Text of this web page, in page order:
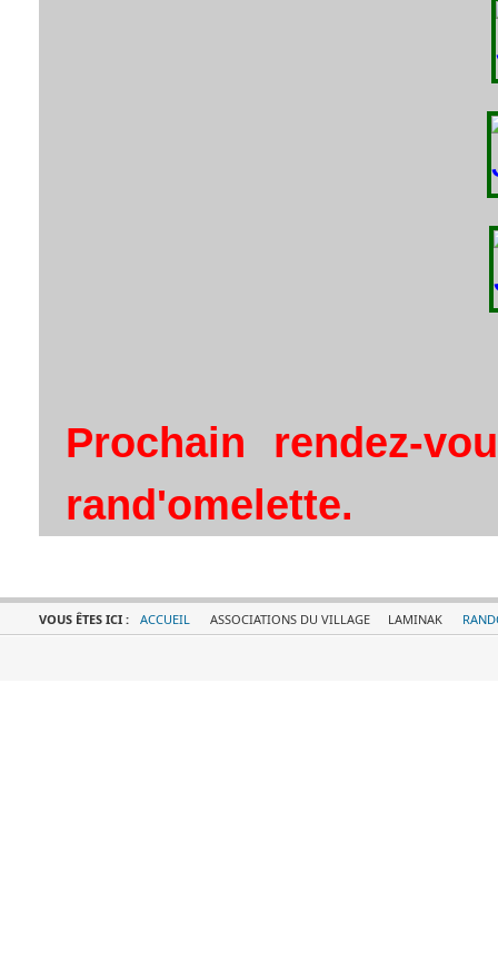
Prochain rendez-
rand'omelette.
VOUS ÊTES ICI : ACCUEIL ASSOCIATIONS DU VILLAGE LAMINAK